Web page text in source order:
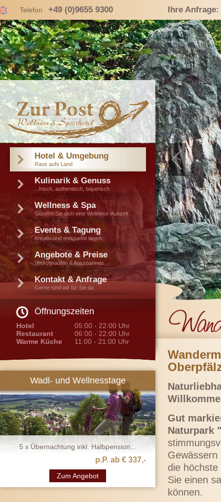
Gut
Naturpark
Gewässern
die
Sie einen
können.
Wadl- und Wellnesstage
5 x Übernachtung inkl. Halbpension...
p.P. ab € 337,-
Zum Angebot
Hotel & Umgebung
Raus aufs Land
Kulinarik & Genuss
...frisch, authentisch, bayerisch
Wellness & Spa
Gönnen Sie sich eine Wellness-Auszeit
Events & Tagung
Kreativ und entspannt tagen
Angebote & Preise
Verschnaufen & Ausspannen
Kontakt & Anfrage
Gerne sind wir für Sie da
Öffnungszeiten
Hotel
05:00 - 22:00 Uhr
Restaurant
06:00 - 22:00 Uhr
Warme Küche
11:00 - 21:00 Uhr
Ihre Anfrage:
Telefon +49 (0)9655 9300